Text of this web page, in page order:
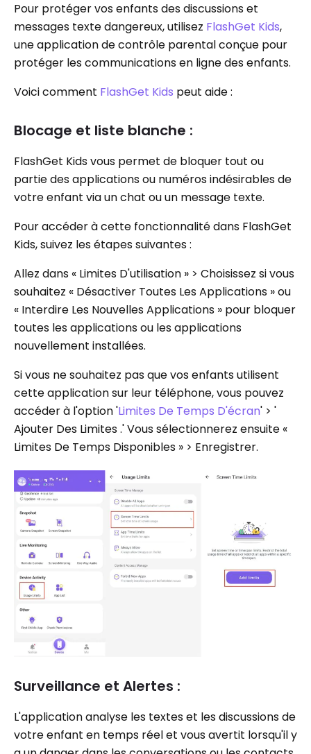
Pour protéger vos enfants des discussions et
messages texte dangereux, utilisez FlashGet Kids,
une application de contrôle parental conçue pour
protéger les communications en ligne des enfants.
Voici comment FlashGet Kids peut aide :
Blocage et liste blanche :
FlashGet Kids vous permet de bloquer tout ou
partie des applications ou numéros indésirables de
votre enfant via un chat ou un message texte.
Pour accéder à cette fonctionnalité dans FlashGet
Kids, suivez les étapes suivantes :
Allez dans « Limites D'utilisation » > Choisissez si vous
souhaitez « Désactiver Toutes Les Applications » ou
« Interdire Les Nouvelles Applications » pour bloquer
toutes les applications ou les applications
nouvellement installées.
Si vous ne souhaitez pas que vos enfants utilisent
cette application sur leur téléphone, vous pouvez
accéder à l'option 'Limites De Temps D'écran' > '
Ajouter Des Limites .' Vous sélectionnerez ensuite «
Limites De Temps Disponibles » > Enregistrer.
Surveillance et Alertes :
L'application analyse les textes et les discussions de
votre enfant en temps réel et vous avertit lorsqu'il y